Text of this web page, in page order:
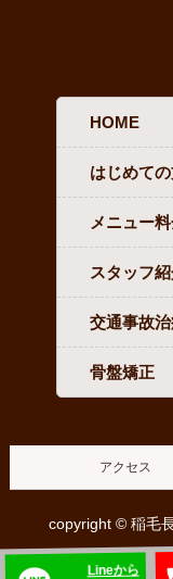
Lineから
HOME
はじめて
メニュー
スタッフ
交通事故
骨盤矯正
アクセス
copyright © 稲毛